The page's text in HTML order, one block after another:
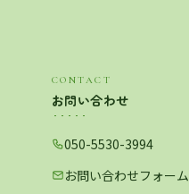
CONTACT
お問い合わせ
050-5530-3994
お問い合わせフォーム